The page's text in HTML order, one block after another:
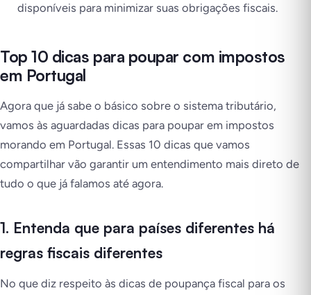
disponíveis para minimizar suas obrigações fiscais.
Top 10 dicas para poupar com impostos
em Portugal
Agora que já sabe o básico sobre o sistema tributário,
vamos às aguardadas dicas para poupar em impostos
morando em Portugal. Essas 10 dicas que vamos
compartilhar vão garantir um entendimento mais direto de
tudo o que já falamos até agora.
1. Entenda que para países diferentes há
regras fiscais diferentes
No que diz respeito às dicas de poupança fiscal para os